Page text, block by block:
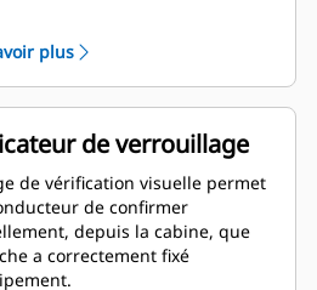
à un processeur électronique
à l'intérieur de l'attache rapide.
permet une
numérique avec le
de commande électronique
de la minipelle hydraulique de
génération au moyen d'un
électrique.
plus
de verrouillage
de vérification visuelle permet
de confirmer
depuis la cabine, que
a correctement fixé